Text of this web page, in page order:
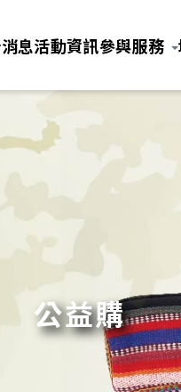
息活動資訊參與服務
公益購